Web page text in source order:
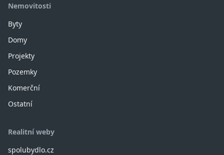
Nemovitosti
Byty
Domy
Projekty
Pozemky
Komerční
Ostatní
Realitní weby
spolubydlo.cz